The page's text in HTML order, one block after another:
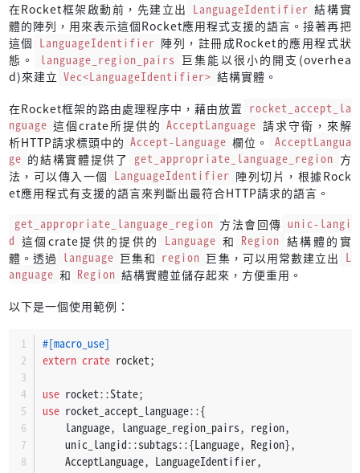
在Rocket框架啟動前，先建立出 LanguageIdentifier 結構實
體的陣列，用來表示這個Rocket應用程式支援的語言。接著再把
這個 LanguageIdentifier 陣列，註冊成Rocket的應用程式狀
態。
language_region_pairs 巨集能以很小的開支(overhea
d)來建立 Vec<LanguageIdentifier> 結構實體。
在Rocket框架的路由處理程序中，藉由放置 rocket_accept_la
nguage 這個crate所提供的 AcceptLanguage 請求守衛，來解
析HTTP請求標頭中的 Accept-Language 欄位。
AcceptLangua
ge 的結構實體提供了 get_appropriate_language_region 方
法，可以傳入一個 LanguageIdentifier 陣列切片，根據Rock
et應用程式有支援的語言來判斷出最符合HTTP請求的語言。
get_appropriate_language_region 方法會回傳 unic-langi
d 這個crate提供的提供的 Language 和 Region 結構體的實
體。透過 language 巨集和 region 巨集，可以用常數建立出 L
anguage 和 Region 結構實體並儲存起來，方便重用。
以下是一個使用範例：
#[macro_use]
extern crate rocket;
use rocket::State;
use rocket_accept_language::{
    language, language_region_pairs, region,
    unic_langid::subtags::{Language, Region},
    AcceptLanguage, LanguageIdentifier,